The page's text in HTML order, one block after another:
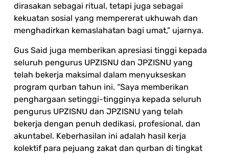
dirasakan sebagai ritual, tetapi juga sebagai
kekuatan sosial yang mempererat ukhuwah dan
menghadirkan kemaslahatan bagi umat,” ujarnya.
Gus Said juga memberikan apresiasi tinggi kepada
seluruh pengurus UPZISNU dan JPZISNU yang
telah bekerja maksimal dalam menyukseskan
program qurban tahun ini. “Saya memberikan
penghargaan setinggi-tingginya kepada seluruh
pengurus UPZISNU dan JPZISNU yang telah
bekerja dengan penuh dedikasi, profesional, dan
akuntabel. Keberhasilan ini adalah hasil kerja
kolektif para pejuang zakat dan qurban di tingkat